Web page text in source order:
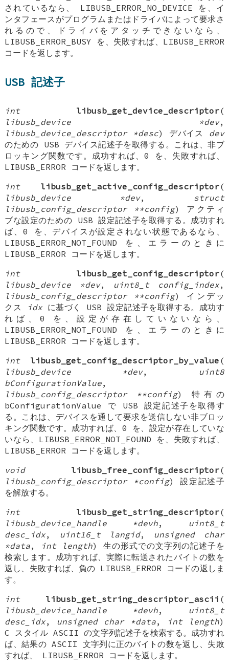
されているなら、 LIBUSB_ERROR_NO_DEVICE を、イ
ンタフェースがプログラムまたはドライバによって要求さ
れるので、ドライバをアタッチできないなら、
LIBUSB_ERROR_BUSY を、失敗すれば、LIBUSB_ERROR
コードを返します。
USB 記述子
int libusb_get_device_descriptor(
libusb_device *dev,
libusb_device_descriptor *desc) デバイス dev
のための USB デバイス記述子を取得する。これは、非ブ
ロッキング関数です。成功すれば、0 を、失敗すれば、
LIBUSB_ERROR コードを返します。
int
libusb_get_active_config_descriptor(
libusb_device *dev, struct
libusb_config_descriptor **config) アクティ
ブな設定のための USB 設定記述子を取得する。成功すれ
ば、0 を、デバイスが設定されない状態であるなら、
LIBUSB_ERROR_NOT_FOUND を、エラーのときに
LIBUSB_ERROR コードを返します。
int
libusb_get_config_descriptor(
libusb_device *dev, uint8_t config_index,
libusb_config_descriptor **config) インデッ
クス
idxに基づく USB 設定記述子を取得する。成功す
れば、0 を、設定が存在していないなら、
LIBUSB_ERROR_NOT_FOUND を、エラーのときに
LIBUSB_ERROR コードを返します。
int
libusb_get_config_descriptor_by_value (
libusb_device *dev, uint8
bConfigurationValue,
libusb_config_descriptor **config) 特有の
bConfigurationValue で USB 設定記述子を取得す
る。これは、デバイスを通して要求を送信しない非ブロッ
キング関数です。成功すれば、0 を、設定が存在していな
いなら、LIBUSB_ERROR_NOT_FOUND を、失敗すれば、
LIBUSB_ERROR コードを返します。
void
libusb_free_config_descriptor(
libusb_config_descriptor *config) 設定記述子
を解放する。
int
libusb_get_string_descriptor(
libusb_device_handle *devh, uint8_t
desc_idx, uint16_t langid, unsigned char
*data, int length) 生の形式での文字列の記述子を
検索します。成功すれば、実際に転送されたバイトの数を
返し、失敗すれば、負の LIBUSB_ERROR コードの返しま
す。
int
libusb_get_string_descriptor_ascii (
libusb_device_handle *devh, uint8_t
desc_idx, unsigned char *data, int length)
C スタイル ASCII の文字列記述子を検索する。成功すれ
ば、結果の ASCII 文字列に正のバイトの数を返し、失敗
すれば、 LIBUSB_ERROR コードを返します。